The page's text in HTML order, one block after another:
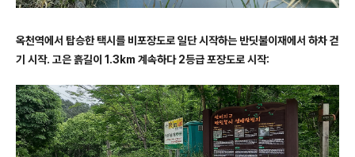
옥천역에서 탑승한 택시를 비포장도로 일단 시작하는 반딧불이재에서 하차 걷
기 시작. 고은 흙길이 1.3km 계속하다 2등급 포장도로 시작: